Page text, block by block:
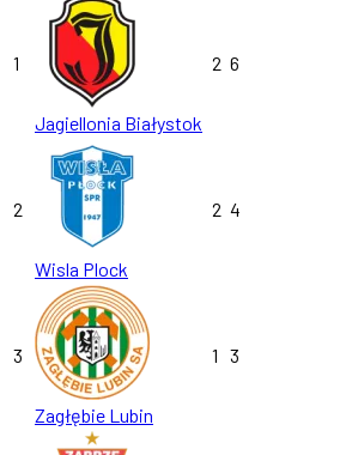
1
Jagiellonia Białystok
2 6
2
Wisla Plock
2 4
3
Zagłębie Lubin
1 3